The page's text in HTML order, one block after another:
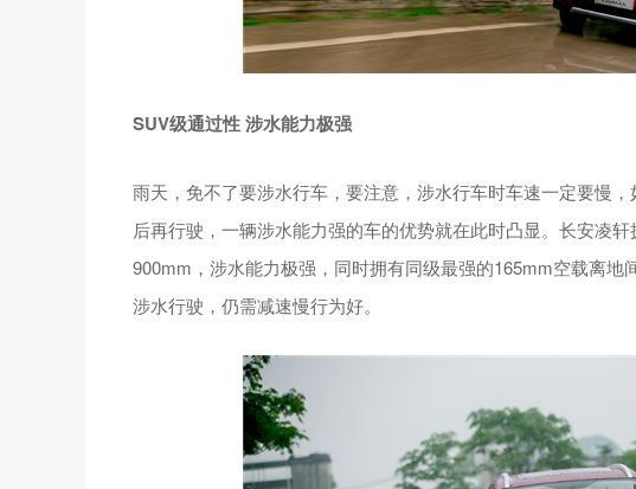
SUV级通过性 涉水能力极强
雨天，免不了要涉水行车，要注意，涉水行车时车速一定要慢
后再行驶，一辆涉水能力强的车的优势就在此时凸显。长安凌
900mm，涉水能力极强，同时拥有同级最强的165mm空载离
涉水行驶，仍需减速慢行为好。